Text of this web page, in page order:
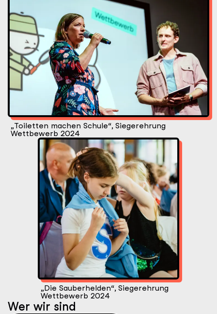
Initiative
„Toiletten machen Schule“, Siegerehrung
Wettbewerb 2024
„Die Sauberhelden“, Siegerehrung
Wettbewerb 2024
Wer wir sind